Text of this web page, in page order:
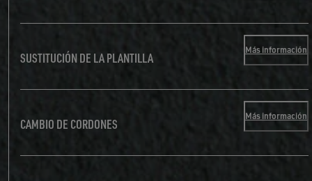
SUSTITUCIÓN DE LA PLANTILLA Más información
CAMBIO DE CORDONES Más información